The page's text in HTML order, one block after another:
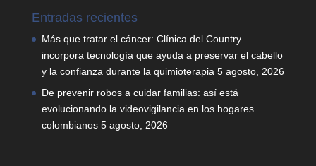
Entradas recientes
Más que tratar el cáncer: Clínica del Country
incorpora tecnología que ayuda a preservar el cabello
y la confianza durante la quimioterapia 5 agosto, 2026
De prevenir robos a cuidar familias: así está
evolucionando la videovigilancia en los hogares
colombianos 5 agosto, 2026